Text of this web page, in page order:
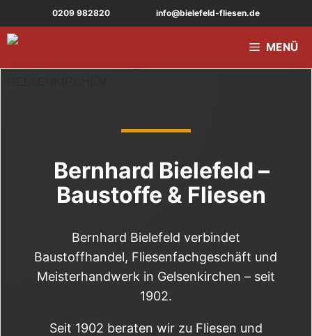
Inhalt
springen
0209 982820 info@bielefeld-fliesen.de
MENÜ
Bernhard Bielefeld –
Baustoffe & Fliesen
Bernhard Bielefeld verbindet
Baustoffhandel, Fliesenfachgeschäft und
Meisterhandwerk in Gelsenkirchen – seit
1902.
Seit 1902 beraten wir zu Fliesen und